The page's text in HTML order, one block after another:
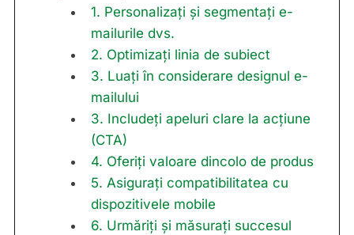
1. Personalizați și segmentați e-
mailurile dvs.
2. Optimizați linia de subiect
3. Luați în considerare designul e-
mailului
3. Includeți apeluri clare la acțiune
(CTA)
4. Oferiți valoare dincolo de produs
5. Asigurați compatibilitatea cu
dispozitivele mobile
6. Urmăriți și măsurați succesul